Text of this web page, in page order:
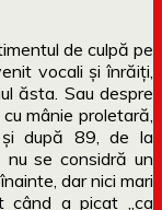
de culpă pe
vocali și înrăiți,
ăsta. Sau despre
mânie proletară,
și după 89, de la
nu se considră un
dar nici mari
când a picat „ca